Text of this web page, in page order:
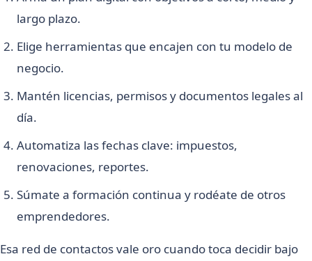
largo plazo.
Elige herramientas que encajen con tu modelo de
negocio.
Mantén licencias, permisos y documentos legales al
día.
Automatiza las fechas clave: impuestos,
renovaciones, reportes.
Súmate a formación continua y rodéate de otros
emprendedores.
Esa red de contactos vale oro cuando toca decidir bajo